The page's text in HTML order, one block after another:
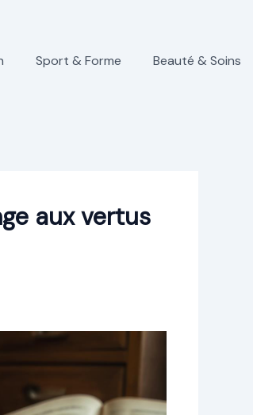
Sport & Forme Beauté & Soins
aux vertus